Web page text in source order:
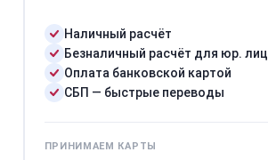
Наличный расчёт
Безналичный расчёт для юр. лиц
Оплата банковской картой
СБП — быстрые переводы
ПРИНИМАЕМ КАРТЫ